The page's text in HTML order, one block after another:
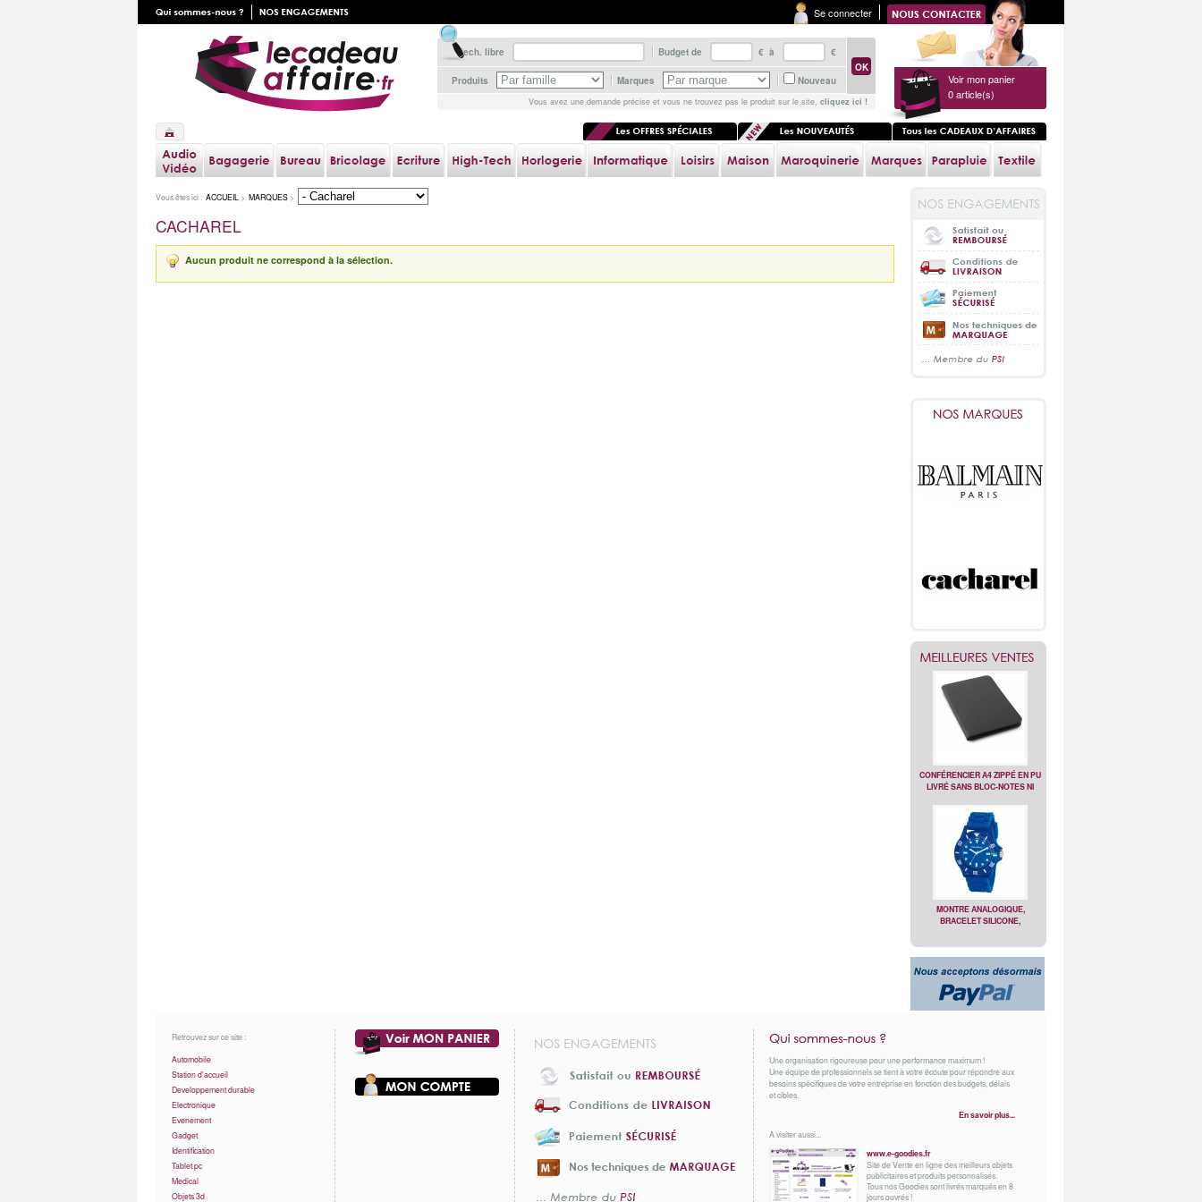
Se connecter
Rech. libre Budget de € à €
Produits Marques Nouveau
Vous avez une demande précise et vous ne trouvez pas le produit sur le site, cliquez ici !
Voir mon panier
0article(s)
CONFÉRENCIER A4 ZIPPÉ EN PU
LIVRÉ SANS BLOC-NOTES NI
MONTRE ANALOGIQUE,
BRACELET SILICONE,
Vous êtes ici : ACCUEIL > MARQUES >
CACHAREL
Aucun produit ne correspond à la sélection.
Retrouvez sur ce site :
Automobile
Station d'accueil
Developpement durable
Electronique
Evenement
Gadget
Identification
Tablet pc
Medical
Objets 3d
Une organisation rigoureuse pour une performance maximum !
Une équipe de professionnels se tient à votre écoute pour répondre aux
besoins spécifiques de votre entreprise en fonction des budgets, délais
et cibles.
En savoir plus...
A visiter aussi...
www.e-goodies.fr
Site de Vente en ligne des meilleurs objets
publicitaires et produits personnalisés.
Tous nos Goodies sont livrés marqués en 8
jours ouvrés !